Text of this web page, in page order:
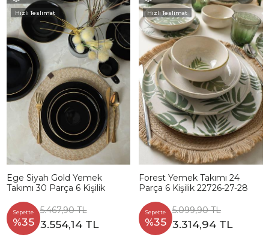
Hızlı Teslimat
Ege Siyah Gold Yemek
Takımı 30 Parça 6 Kişilik
Sepette
%35
5.467,90 TL
3.554,14 TL
Hızlı Teslimat
Forest Yemek Takımı 24
Parça 6 Kişilik 22726-27-28
Sepette
%35
5.099,90 TL
3.314,94 TL